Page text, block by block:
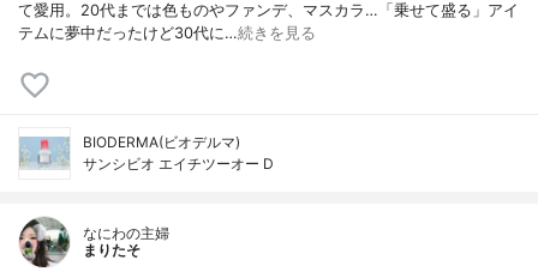
て愛用。20代までは色ものやファンデ、マスカラ…「乗せて盛る」アイ
テムに夢中だったけど30代に…続きを見る
BIODERMA(ビオデルマ)
サンシビオ エイチツーオー D
なにわの主婦
まりたそ